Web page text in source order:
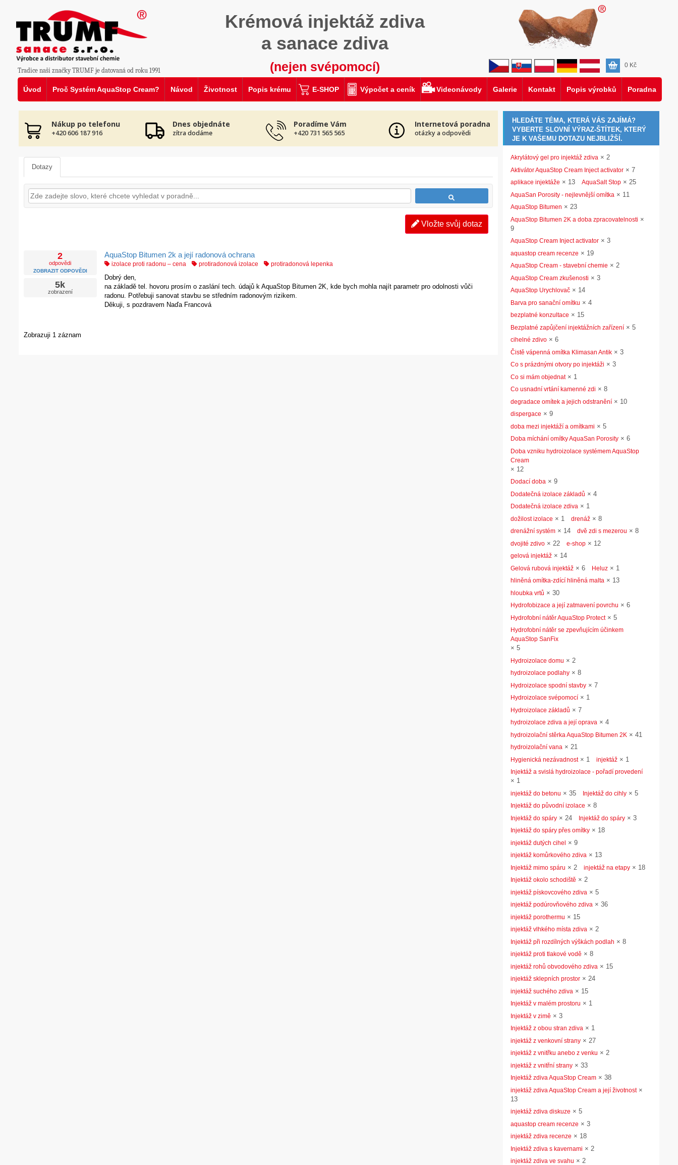
Úvod Proč Systém AquaStop Cream? Návod Životnost Popis krému E-SHOP Výpočet a ceník Videonávody Galerie Kontakt Popis výrobků Poradna
Tradice naší značky TRUMF je datovaná od roku 1991
0 Kč
Krémová injektáž zdiva
a sanace zdiva
(nejen svépomocí)
Nákup po telefonu
+420 606 187 916
Dnes objednáte
zítra dodáme
Poradíme Vám
+420 731 565 565
Internetová poradna
otázky a odpovědi
Dotazy
Vložte svůj dotaz
2
odpovědi
ZOBRAZIT ODPOVĚDI
5k
zobrazení
AquaStop Bitumen 2k a její radonová ochrana
izolace proti radonu – cena protiradonová izolace protiradonová lepenka
Dobrý den,
na základě tel. hovoru prosím o zaslání tech. údajů k AquaStop Bitumen 2K, kde bych mohla najít parametr pro odolnosti vůči
radonu. Potřebuji sanovat stavbu se středním radonovým rizikem.
Děkuji, s pozdravem Naďa Francová
Zobrazuji 1 záznam
HLEDÁTE TÉMA, KTERÁ VÁS ZAJÍMÁ?
VYBERTE SLOVNÍ VÝRAZ-ŠTÍTEK, KTERÝ
JE K VAŠEMU DOTAZU NEJBLIŽŠÍ.
Akrylátový gel pro injektáž zdiva × 2
Aktivátor AquaStop Cream Inject activator × 7
aplikace injektáže × 13 AquaSalt Stop × 25
AquaSan Porosity - nejlevnější omítka × 11
AquaStop Bitumen × 23
AquaStop Bitumen 2K a doba zpracovatelnosti ×
9
AquaStop Cream Inject activator × 3
aquastop cream recenze × 19
AquaStop Cream - stavební chemie × 2
AquaStop Cream zkušenosti × 3
AquaStop Urychlovač × 14
Barva pro sanační omítku × 4
bezplatné konzultace × 15
Bezplatné zapůjčení injektážních zařízení × 5
cihelné zdivo × 6
Čistě vápenná omítka Klimasan Antik × 3
Co s prázdnými otvory po injektáži × 3
Co si mám objednat× 1
Co usnadní vrtání kamenné zdi × 8
degradace omítek a jejich odstranění × 10
dispergace × 9
doba mezi injektáží a omítkami × 5
Doba míchání omítky AquaSan Porosity × 6
Doba vzniku hydroizolace systémem AquaStop
Cream
× 12
Dodací doba × 9
Dodatečná izolace základů × 4
Dodatečná izolace zdiva × 1
dožilost izolace × 1 drenáž × 8
drenážní systém × 14 dvě zdi s mezerou × 8
dvojité zdivo × 22 e-shop × 12
gelová injektáž × 14
Gelová rubová injektáž × 6 Heluz × 1
hliněná omítka-zdící hliněná malta × 13
hloubka vrtů × 30
Hydrofobizace a její zatmavení povrchu × 6
Hydrofobní nátěr AquaStop Protect× 5
Hydrofobní nátěr se zpevňujícím účinkem
AquaStop SanFix
× 5
Hydroizolace domu × 2
hydroizolace podlahy × 8
Hydroizolace spodní stavby × 7
Hydroizolace svépomocí × 1
Hydroizolace základů × 7
hydroizolace zdiva a její oprava × 4
hydroizolační stěrka AquaStop Bitumen 2K × 41
hydroizolační vana × 21
Hygienická nezávadnost× 1 injektáž × 1
Injektáž a svislá hydroizolace - pořadí provedení
× 1
injektáž do betonu × 35 Injektáž do cihly × 5
Injektáž do původní izolace × 8
Injektáž do spáry × 24 Injektáž do spáry × 3
Injektáž do spáry přes omítky × 18
injektáž dutých cihel × 9
injektáž komůrkového zdiva × 13
Injektáž mimo spáru × 2 injektáž na etapy × 18
Injektáž okolo schodiště × 2
injektáž pískovcového zdiva × 5
injektáž podúrovňového zdiva × 36
injektáž porothermu × 15
injektáž vlhkého místa zdiva × 2
Injektáž při rozdílných výškách podlah × 8
injektáž proti tlakové vodě × 8
injektáž rohů obvodového zdiva × 15
injektáž sklepních prostor × 24
injektáž suchého zdiva × 15
Injektáž v malém prostoru × 1
Injektáž v zimě × 3
Injektáž z obou stran zdiva × 1
injektáž z venkovní strany × 27
injektáž z vnitřku anebo z venku × 2
injektáž z vnitřní strany × 33
Injektáž zdiva AquaStop Cream × 38
injektáž zdiva AquaStop Cream a její životnost×
13
injektáž zdiva diskuze × 5
aquastop cream recenze × 3
injektáž zdiva recenze × 18
Injektáž zdiva s kavernami × 2
injektáž zdiva ve svahu × 2